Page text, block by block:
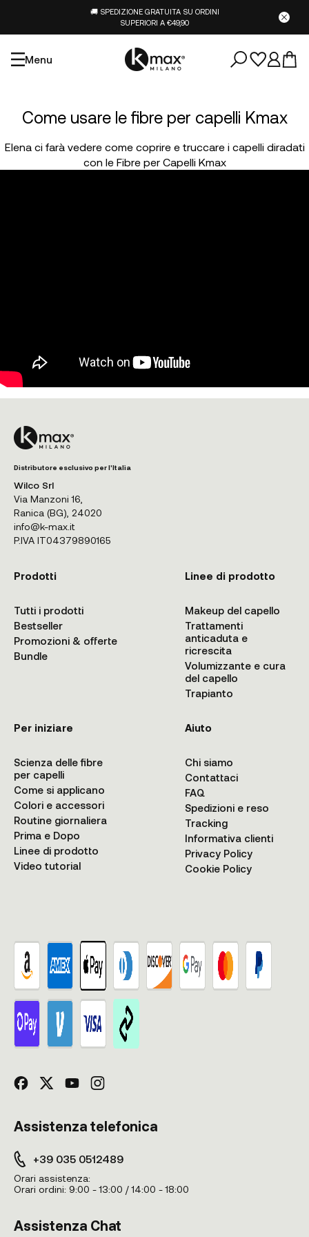
🚚 SPEDIZIONE GRATUITA SU ORDINI
SUPERIORI A €49,90
Menu
Come usare le fibre per capelli Kmax
Elena ci farà vedere come coprire e truccare i capelli diradati
con le Fibre per Capelli Kmax
Distributore esclusivo per l'Italia
Wilco Srl
Via Manzoni 16,
Ranica (BG), 24020
info@k-max.it
P.IVA IT04379890165
Prodotti
Tutti i prodotti
Bestseller
Promozioni & offerte
Bundle
Linee di prodotto
Makeup del capello
Trattamenti
anticaduta e
ricrescita
Volumizzante e cura
del capello
Trapianto
Per iniziare
Scienza delle fibre
per capelli
Come si applicano
Colori e accessori
Routine giornaliera
Prima e Dopo
Linee di prodotto
Video tutorial
Aiuto
Chi siamo
Contattaci
FAQ
Spedizioni e reso
Tracking
Informativa clienti
Privacy Policy
Cookie Policy
Assistenza telefonica
+39 035 0512489
Orari assistenza:
Orari ordini: 9:00 - 13:00 / 14:00 - 18:00
Assistenza Chat